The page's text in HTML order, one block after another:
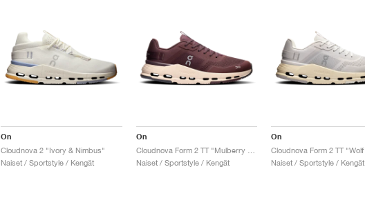
On
Cloudnova 2 "Ivory & Nimbus"
Naiset / Sportstyle / Kengät
On
Naiset / Sportstyle / Kengät
On
Naiset / Sportstyle / Kengät